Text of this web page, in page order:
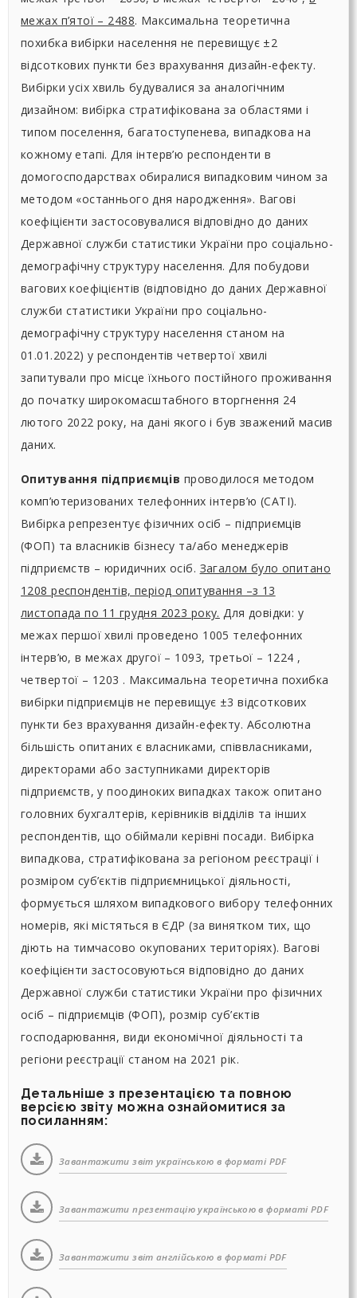
межах п’ятої – 2488. Максимальна теоретична
похибка вибірки населення не перевищує ±2
відсоткових пункти без врахування дизайн-ефекту.
Вибірки усіх хвиль будувалися за аналогічним
дизайном: вибірка стратифікована за областями і
типом поселення, багатоступенева, випадкова на
кожному етапі. Для інтерв’ю респонденти в
домогосподарствах обиралися випадковим чином за
методом «останнього дня народження». Вагові
коефіцієнти застосовувалися відповідно до даних
Державної служби статистики України про соціально-
демографічну структуру населення. Для побудови
вагових коефіцієнтів (відповідно до даних Державної
служби статистики України про соціально-
демографічну структуру населення станом на
01.01.2022) у респондентів четвертої хвилі
запитували про місце їхнього постійного проживання
до початку широкомасштабного вторгнення 24
лютого 2022 року, на дані якого і був зважений масив
даних.
Опитування підприємців проводилося методом
комп’ютеризованих телефонних інтерв’ю (CATI).
Вибірка репрезентує фізичних осіб – підприємців
(ФОП) та власників бізнесу та/або менеджерів
підприємств – юридичних осіб. Загалом було опитано
1208 респондентів, період опитування –з 13
листопада по 11 грудня 2023 року. Для довідки: у
межах першої хвилі проведено 1005 телефонних
інтерв’ю, в межах другої – 1093, третьої – 1224 ,
четвертої – 1203 . Максимальна теоретична похибка
вибірки підприємців не перевищує ±3 відсоткових
пункти без врахування дизайн-ефекту. Абсолютна
більшість опитаних є власниками, співвласниками,
директорами або заступниками директорів
підприємств, у поодиноких випадках також опитано
головних бухгалтерів, керівників відділів та інших
респондентів, що обіймали керівні посади. Вибірка
випадкова, стратифікована за регіоном реєстрації і
розміром суб’єктів підприємницької діяльності,
формується шляхом випадкового вибору телефонних
номерів, які містяться в ЄДР (за винятком тих, що
діють на тимчасово окупованих територіях). Вагові
коефіцієнти застосовуються відповідно до даних
Державної служби статистики України про фізичних
осіб – підприємців (ФОП), розмір суб’єктів
господарювання, види економічної діяльності та
регіони реєстрації станом на 2021 рік.
Детальніше з презентацією та повною
версією звіту можна ознайомитися за
посиланням:
Завантажити звіт українською в форматі PDF
Завантажити презентацію українською в форматі PDF
Завантажити звіт англійською в форматі PDF